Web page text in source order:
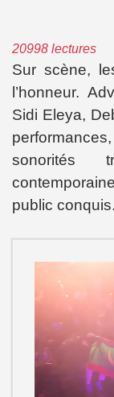
20998 lectures
Sur scène,
l’honneur.
Sidi Eleya,
sonorités
public conquis.